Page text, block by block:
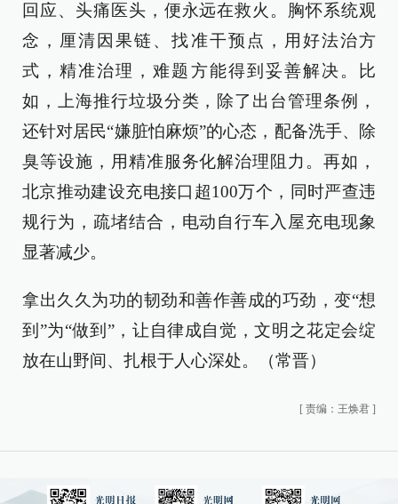
回应、头痛医头，便永远在救火。胸怀系统观
念，厘清因果链、找准干预点，用好法治方
式，精准治理，难题方能得到妥善解决。比
如，上海推行垃圾分类，除了出台管理条例，
还针对居民“嫌脏怕麻烦”的心态，配备洗手、除
臭等设施，用精准服务化解治理阻力。再如，
北京推动建设充电接口超100万个，同时严查违
规行为，疏堵结合，电动自行车入屋充电现象
显著减少。
拿出久久为功的韧劲和善作善成的巧劲，变“想
到”为“做到”，让自律成自觉，文明之花定会绽
放在山野间、扎根于人心深处。（常晋）
[ 责编：王焕君 ]